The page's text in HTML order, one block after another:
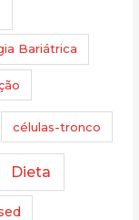
Bariátrica
células-tronco
Dieta